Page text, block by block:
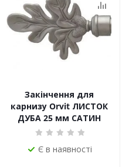
Закінчення для
карнизу Orvit ЛИСТОК
ДУБА 25 мм САТИН
Є в наявності